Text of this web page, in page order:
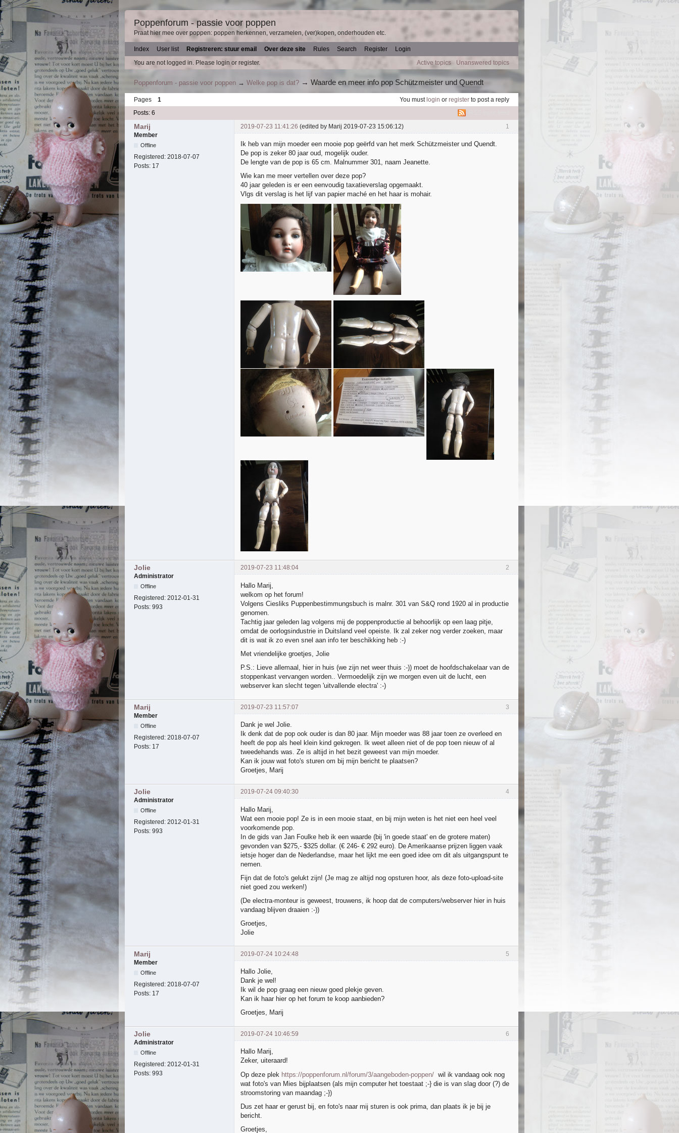
Poppenforum - passie voor poppen
Praat hier mee over poppen: poppen herkennen, verzamelen, (ver)kopen, onderhouden etc.
Index User list Registreren: stuur email Over deze site Rules Search Register
Login
You are not logged in. Please login or register. Active topics Unanswered topics
Poppenforum - passie voor poppen →Welke pop is dat? →Waarde en meer info pop Schützmeister und Quendt
Pages 1 You must login or register to post a reply
Posts: 6
1
Marij 2019-07-23 11:41:26 (edited by Marij 2019-07-23 15:06:12)
Member
Offline
Registered: 2018-07-07
Posts: 17
Ik heb van mijn moeder een mooie pop geërfd van het merk Schützmeister und Quendt.
De pop is zeker 80 jaar oud, mogelijk ouder.
De lengte van de pop is 65 cm. Malnummer 301, naam Jeanette.
Wie kan me meer vertellen over deze pop?
40 jaar geleden is er een eenvoudig taxatieverslag opgemaakt.
Vlgs dit verslag is het lijf van papier maché en het haar is mohair.
2
Jolie
2019-07-23 11:48:04
Administrator
Offline
Registered: 2012-01-31
Posts: 993
Hallo Marij,
welkom op het forum!
Volgens Ciesliks Puppenbestimmungsbuch is malnr. 301 van S&Q rond 1920 al in productie
genomen.
Tachtig jaar geleden lag volgens mij de poppenproductie al behoorlijk op een laag pitje,
omdat de oorlogsindustrie in Duitsland veel opeiste. Ik zal zeker nog verder zoeken, maar
dit is wat ik zo even snel aan info ter beschikking heb :-)
Met vriendelijke groetjes, Jolie
P.S.: Lieve allemaal, hier in huis (we zijn net weer thuis :-)) moet de hoofdschakelaar van de
stoppenkast vervangen worden.. Vermoedelijk zijn we morgen even uit de lucht, een
webserver kan slecht tegen 'uitvallende electra' :-)
3
Marij
2019-07-23 11:57:07
Member
Offline
Registered: 2018-07-07
Posts: 17
Dank je wel Jolie.
Ik denk dat de pop ook ouder is dan 80 jaar. Mijn moeder was 88 jaar toen ze overleed en
heeft de pop als heel klein kind gekregen. Ik weet alleen niet of de pop toen nieuw of al
tweedehands was. Ze is altijd in het bezit geweest van mijn moeder.
Kan ik jouw wat foto's sturen om bij mijn bericht te plaatsen?
Groetjes, Marij
4
Jolie
2019-07-24 09:40:30
Administrator
Offline
Registered: 2012-01-31
Posts: 993
Hallo Marij,
Wat een mooie pop! Ze is in een mooie staat, en bij mijn weten is het niet een heel veel
voorkomende pop.
In de gids van Jan Foulke heb ik een waarde (bij 'in goede staat' en de grotere maten)
gevonden van $275,- $325 dollar. (€ 246- € 292 euro). De Amerikaanse prijzen liggen vaak
ietsje hoger dan de Nederlandse, maar het lijkt me een goed idee om dit als uitgangspunt te
nemen.
Fijn dat de foto's gelukt zijn! (Je mag ze altijd nog opsturen hoor, als deze foto-upload-site
niet goed zou werken!)
(De electra-monteur is geweest, trouwens, ik hoop dat de computers/webserver hier in huis
vandaag blijven draaien :-))
Groetjes,
Jolie
5
Marij
2019-07-24 10:24:48
Member
Offline
Registered: 2018-07-07
Posts: 17
Hallo Jolie,
Dank je wel!
Ik wil de pop graag een nieuw goed plekje geven.
Kan ik haar hier op het forum te koop aanbieden?
Groetjes, Marij
6
Jolie
2019-07-24 10:46:59
Administrator
Offline
Registered: 2012-01-31
Posts: 993
Hallo Marij,
Zeker, uiteraard!
Op deze plek https://poppenforum.nl/forum/3/aangeboden-poppen/ wil ik vandaag ook nog
wat foto's van Mies bijplaatsen (als mijn computer het toestaat ;-} die is van slag door (?) de
stroomstoring van maandag ;-})
Dus zet haar er gerust bij, en foto's naar mij sturen is ook prima, dan plaats ik je bij je
bericht.
Groetjes,